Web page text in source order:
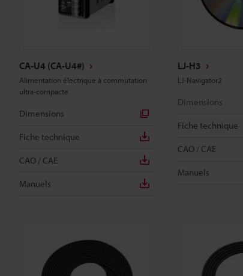
CA-U4 (CA-U4#)
Alimentation électrique à commutation
ultra-compacte
Dimensions
Fiche technique
CAO / CAE
Manuels
LJ-H3
LJ-Navigator2
Dimensions
Fiche technique
CAO / CAE
Manuels